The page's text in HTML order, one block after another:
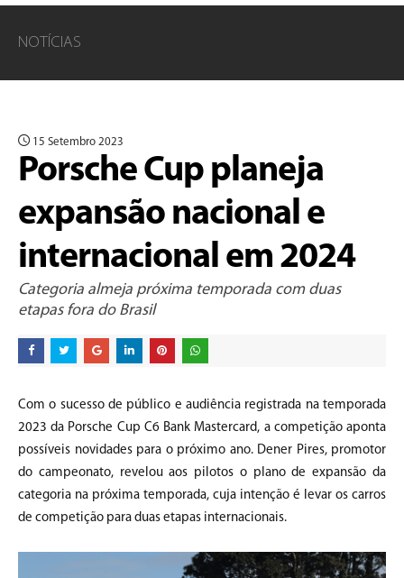
NOTÍCIAS
15 Setembro 2023
Porsche Cup planeja
expansão nacional e
internacional em 2024
Categoria almeja próxima temporada com duas
etapas fora do Brasil
Com o sucesso de público e audiência registrada na temporada
2023 da Porsche Cup C6 Bank Mastercard, a competição aponta
possíveis novidades para o próximo ano. Dener Pires, promotor
do campeonato, revelou aos pilotos o plano de expansão da
categoria na próxima temporada, cuja intenção é levar os carros
de competição para duas etapas internacionais.